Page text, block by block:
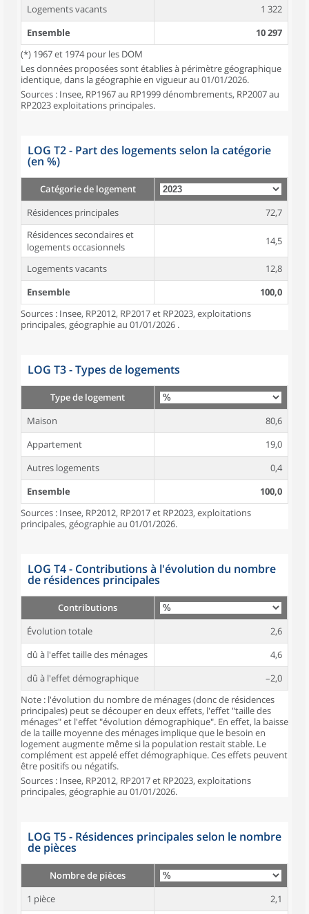
Logements vacants
1 322
Ensemble
10 297
(*) 1967 et 1974 pour les DOM
Les données proposées sont établies à périmètre géographique
identique, dans la géographie en vigueur au 01/01/2026.
Sources : Insee, RP1967 au RP1999 dénombrements, RP2007 au
RP2023 exploitations principales.
LOG T2 - Part des logements selon la catégorie
(en %)
Catégorie de logement
Résidences principales
72,7
Résidences secondaires et
logements occasionnels
14,5
Logements vacants
12,8
Ensemble
100,0
Sources : Insee, RP2012, RP2017 et RP2023, exploitations
principales, géographie au 01/01/2026 .
LOG T3 - Types de logements
Type de logement
Maison
80,6
Appartement
19,0
Autres logements
0,4
Ensemble
100,0
Sources : Insee, RP2012, RP2017 et RP2023, exploitations
principales, géographie au 01/01/2026.
LOG T4 - Contributions à l'évolution du nombre
de résidences principales
Contributions
Évolution totale
2,6
dû à l'effet taille des ménages
4,6
dû à l'effet démographique
–2,0
Note : l'évolution du nombre de ménages (donc de résidences
principales) peut se découper en deux effets, l'effet "taille des
ménages" et l'effet "évolution démographique". En effet, la baisse
de la taille moyenne des ménages implique que le besoin en
logement augmente même si la population restait stable. Le
complément est appelé effet démographique. Ces effets peuvent
être positifs ou négatifs.
Sources : Insee, RP2012, RP2017 et RP2023, exploitations
principales, géographie au 01/01/2026.
LOG T5 - Résidences principales selon le nombre
de pièces
Nombre de pièces
1 pièce
2,1